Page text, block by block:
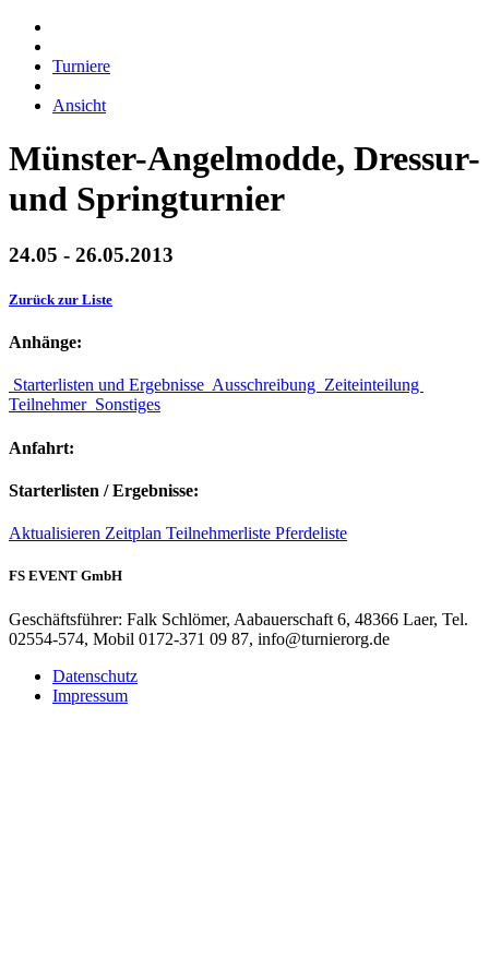
Turniere
Ansicht
Münster-Angelmodde, Dressur-
und Springturnier
24.05 - 26.05.2013
Zurück zur Liste
Anhänge:
Starterlisten und Ergebnisse Ausschreibung Zeiteinteilung
Teilnehmer Sonstiges
Anfahrt:
Starterlisten / Ergebnisse:
Aktualisieren Zeitplan Teilnehmerliste Pferdeliste
FS EVENT GmbH
Geschäftsführer: Falk Schlömer, Aabauerschaft 6, 48366 Laer, Tel.
02554-574, Mobil 0172-371 09 87, info@turnierorg.de
Datenschutz
Impressum